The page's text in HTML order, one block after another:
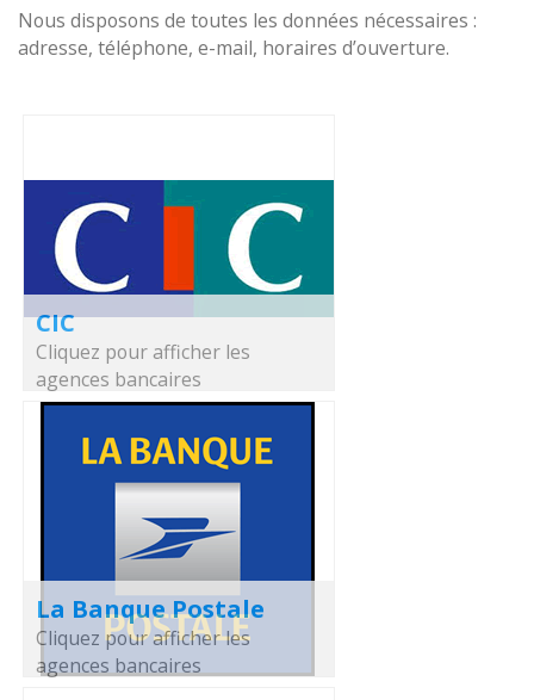
Nous disposons de toutes les données nécessaires :
adresse, téléphone, e-mail, horaires d’ouverture.
CIC
Cliquez pour afficher les
agences bancaires
La Banque Postale
Cliquez pour afficher les
agences bancaires